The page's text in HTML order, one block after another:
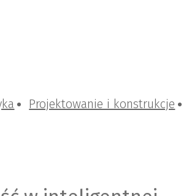
Projektowanie i konstrukcje